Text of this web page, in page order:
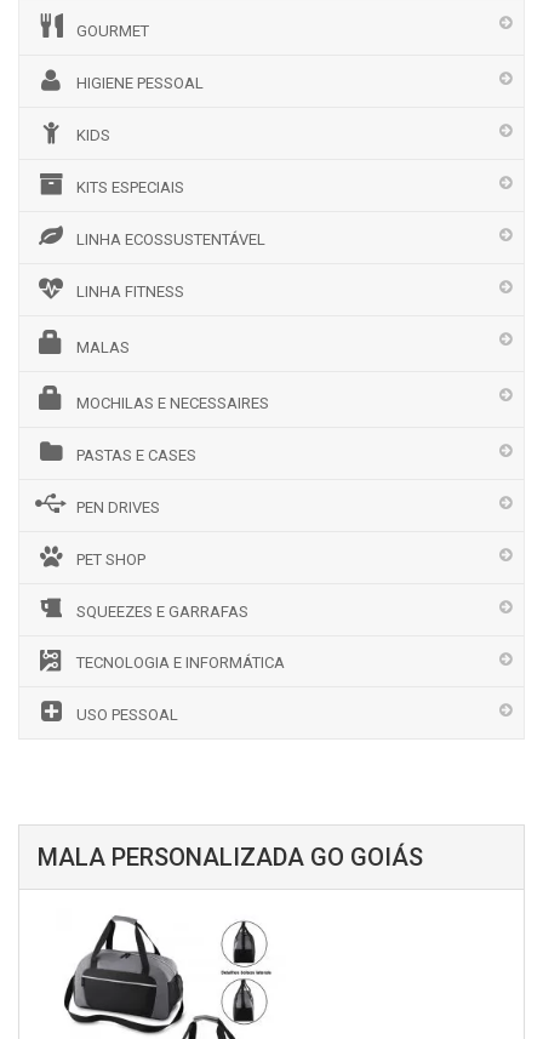
GOURMET
HIGIENE PESSOAL
KIDS
KITS ESPECIAIS
LINHA ECOSSUSTENTÁVEL
LINHA FITNESS
MALAS
MOCHILAS E NECESSAIRES
PASTAS E CASES
PEN DRIVES
PET SHOP
SQUEEZES E GARRAFAS
TECNOLOGIA E INFORMÁTICA
USO PESSOAL
MALA PERSONALIZADA GO GOIÁS